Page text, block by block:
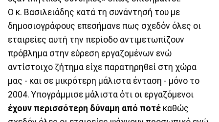
Ο κ. Βασιλειάδης κατά τη συνάντησή του με
δημοσιογράφους επεσήμανε πως σχεδόν όλες οι
εταιρείες αυτή την περίοδο αντιμετωπίζουν
πρόβλημα στην εύρεση εργαζομένων ενώ
αντίστοιχο ζήτημα είχε παρατηρηθεί στη χώρα
μας - και σε μικρότερη μάλιστα ένταση - μόνο το
2004. Υπογράμμισε μάλιστα ότι οι εργαζόμενοι
έχουν περισσότερη δύναμη από ποτέ καθώς